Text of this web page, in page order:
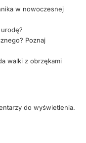
w nowoczesnej
Poznaj
walki z obrzękami
do wyświetlenia.